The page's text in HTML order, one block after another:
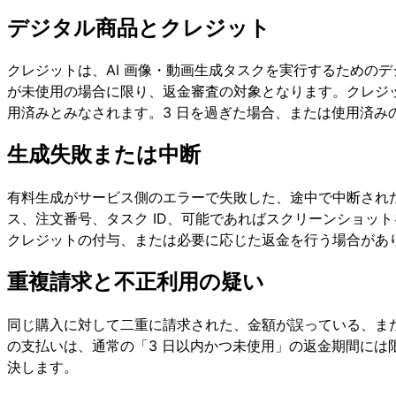
デジタル商品とクレジット
クレジットは、AI 画像・動画生成タスクを実行するための
が未使用の場合に限り、返金審査の対象となります。クレ
用済みとみなされます。3 日を過ぎた場合、または使用済
生成失敗または中断
有料生成がサービス側のエラーで失敗した、途中で中断さ
ス、注文番号、タスク ID、可能であればスクリーンショッ
クレジットの付与、または必要に応じた返金を行う場合があ
重複請求と不正利用の疑い
同じ購入に対して二重に請求された、金額が誤っている、
の支払いは、通常の「3 日以内かつ未使用」の返金期間に
決します。